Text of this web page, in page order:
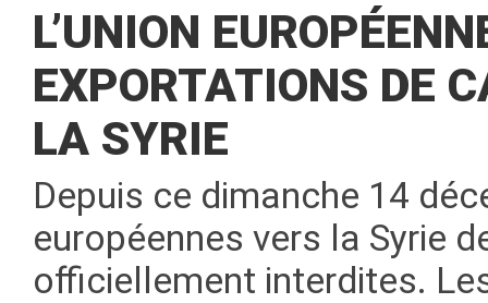
L’UNION
EXPORTATIONS DE
LA SYRIE
Depuis ce dimanche 14
européennes vers la Syrie
officiellement interdites.